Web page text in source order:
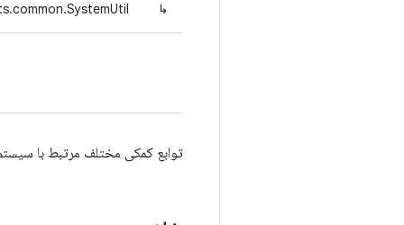
↳
توابع کمکی مختلف مرتبط با